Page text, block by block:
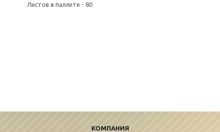
Листов в паллете - 80
КОМПАНИЯ